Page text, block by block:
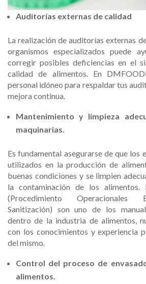
Auditorías externas de calidad
La realización de auditorías externas
organismos especializados puede
corregir posibles deficiencias en el
calidad de alimentos. En
personal idóneo para respaldar tus
mejora continua.
Mantenimiento y limpieza
maquinarias.
Es fundamental asegurarse de que los
utilizados en la producción de
buenas condiciones y se limpien
la contaminación de los alimentos.
(Procedimiento Operacionales
Sanitización) son uno de los
dentro de la industria de alimentos,
con los conocimientos y experiencia
del mismo.
Control del proceso de
alimentos.